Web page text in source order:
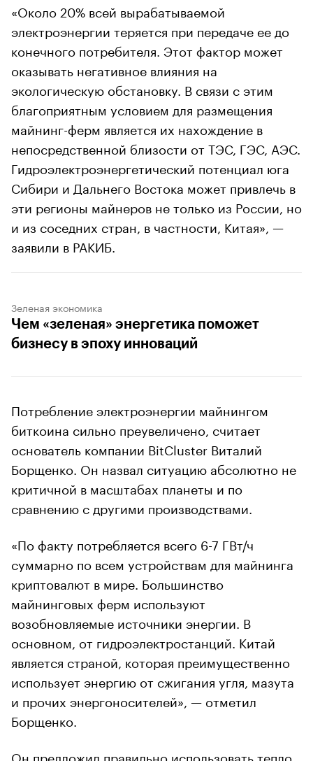
«Около 20% всей вырабатываемой
электроэнергии теряется при передаче ее до
конечного потребителя. Этот фактор может
оказывать негативное влияния на
экологическую обстановку. В связи с этим
благоприятным условием для размещения
майнинг-ферм является их нахождение в
непосредственной близости от ТЭС, ГЭС, АЭС.
Гидроэлектроэнергетический потенциал юга
Сибири и Дальнего Востока может привлечь в
эти регионы майнеров не только из России, но
и из соседних стран, в частности, Китая», —
заявили в РАКИБ.
Зеленая экономика
Чем «зеленая» энергетика поможет
бизнесу в эпоху инноваций
Потребление электроэнергии майнингом
биткоина сильно преувеличено, считает
основатель компании BitCluster Виталий
Борщенко. Он назвал ситуацию абсолютно не
критичной в масштабах планеты и по
сравнению с другими производствами.
«По факту потребляется всего 6-7 ГВт/ч
суммарно по всем устройствам для майнинга
криптовалют в мире. Большинство
майнинговых ферм используют
возобновляемые источники энергии. В
основном, от гидроэлектростанций. Китай
является страной, которая преимущественно
использует энергию от сжигания угля, мазута
и прочих энергоносителей», — отметил
Борщенко.
Он предложил правильно использовать тепло,